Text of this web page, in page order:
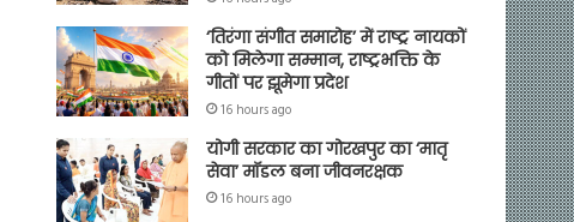
‘तिरंगा संगीत समारोह’ में राष्ट्र नायकों
को मिलेगा सम्मान, राष्ट्रभक्ति के
गीतों पर झूमेगा प्रदेश
16 hours ago
योगी सरकार का गोरखपुर का ‘मातृ
सेवा’ मॉडल बना जीवनरक्षक
16 hours ago